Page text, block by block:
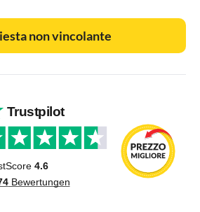
non vincolante